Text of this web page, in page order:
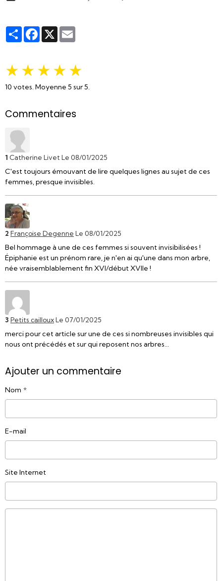
PartagerFacebook
X
★★★★★
10 votes. Moyenne 5 sur 5.
Commentaires
1 Catherine Livet Le 08/01/2025
C'est toujours émouvant de lire quelques lignes au sujet de ces
femmes, presque invisibles.
2 Françoise Degenne Le 08/01/2025
Bel hommage à une de ces femmes si souvent invisibilisées !
Épiphanie est un prénom rare, je n'en ai qu'une dans mon arbre,
née vraisemblablement fin XVI/début XVIIe !
3 Petits caillouxLe 07/01/2025
merci pour cet article sur une de ces si nombreuses invisibles qui
nous ont précédés et sur qui reposent nos arbres...
Ajouter un commentaire
Nom
E-mail
Site Internet